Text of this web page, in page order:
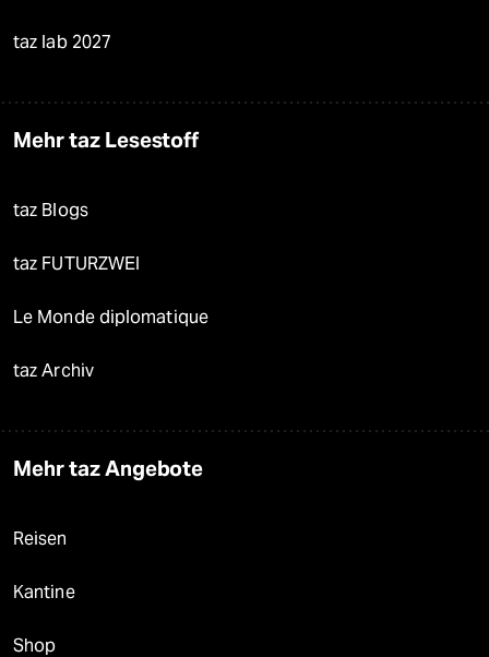
taz lab 2027
Mehr taz Lesestoff
taz Blogs
taz FUTURZWEI
Le Monde diplomatique
taz Archiv
Mehr taz Angebote
Reisen
Kantine
Shop